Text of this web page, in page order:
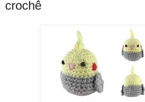
crochê